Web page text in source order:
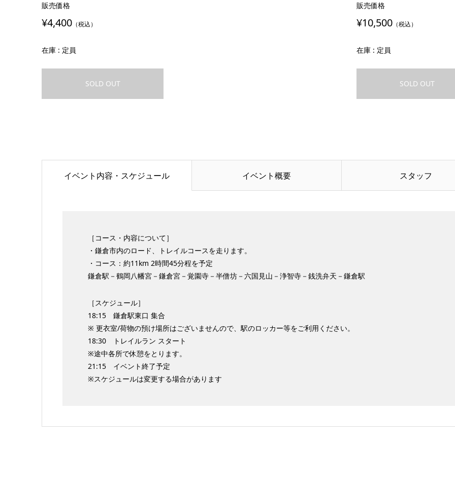
販売価格
¥4,400 （税込）
在庫 : 定員
SOLD OUT
販売価格
¥10,500（税込）
在庫 : 定員
SOLD OUT
イベント内容・スケジュール イベント概要 スタッフ
［コース・内容について］
・鎌倉市内のロード、トレイルコースを走ります。
・コース：約11km 2時間45分程を予定
鎌倉駅－鶴岡八幡宮－鎌倉宮－覚園寺－半僧坊－六国見山－浄智寺－銭洗弁天－鎌倉駅
［スケジュール］
18:15 鎌倉駅東口 集合
※ 更衣室/荷物の預け場所はございませんので、駅のロッカー等をご利用ください。
18:30 トレイルラン スタート
※途中各所で休憩をとります。
21:15 イベント終了予定
※スケジュールは変更する場合があります